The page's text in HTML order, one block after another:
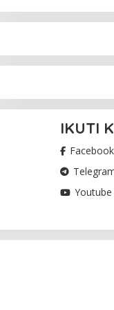
IKUTI
Facebook
Youtube